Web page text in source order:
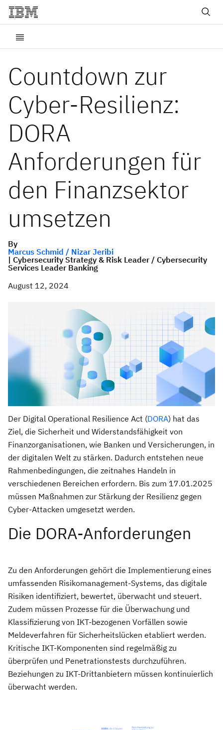
Countdown zur
Cyber-Resilienz:
DORA
Anforderungen für
den Finanzsektor
umsetzen
By
Marcus Schmid / Nizar Jeribi
| Cybersecurity Strategy & Risk Leader / Cybersecurity
Services Leader Banking
August 12, 2024
Der Digital Operational Resilience Act (DORA) hat das
Ziel, die Sicherheit und Widerstandsfähigkeit von
Finanzorganisationen, wie Banken und Versicherungen, in
der digitalen Welt zu stärken. Dadurch entstehen neue
Rahmenbedingungen, die zeitnahes Handeln in
verschiedenen Bereichen erfordern. Bis zum 17.01.2025
müssen Maßnahmen zur Stärkung der Resilienz gegen
Cyber-Attacken umgesetzt werden.
Die DORA-Anforderungen
Zu den Anforderungen gehört die Implementierung eines
umfassenden Risikomanagement-Systems, das digitale
Risiken identifiziert, bewertet, überwacht und steuert.
Zudem müssen Prozesse für die Überwachung und
Klassifizierung von IKT-bezogenen Vorfällen sowie
Meldeverfahren für Sicherheitslücken etabliert werden.
Kritische IKT-Komponenten sind regelmäßig zu
überprüfen und Penetrationstests durchzuführen.
Beziehungen zu IKT-Drittanbietern müssen kontinuierlich
überwacht werden.